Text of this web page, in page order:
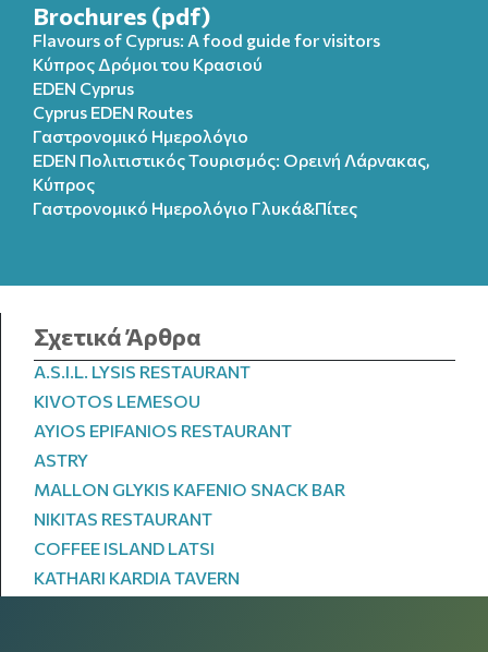
Brochures (pdf)
Flavours of Cyprus: A food guide for visitors
Κύπρος Δρόμοι του Κρασιού
EDEN Cyprus
Cyprus EDEN Routes
Γαστρονομικό Ημερολόγιο
EDEN Πολιτιστικός Τουρισμός: Ορεινή Λάρνακας,
Κύπρος
Γαστρονομικό Ημερολόγιo Γλυκά&Πίτες
Σχετικά Άρθρα
A.S.I.L. LYSIS RESTAURANT
KIVOTOS LEMESOU
AYIOS EPIFANIOS RESTAURANT
ASTRY
MALLON GLYKIS KAFENIO SNACK BAR
NIKITAS RESTAURANT
COFFEE ISLAND LATSI
KATHARI KARDIA TAVERN